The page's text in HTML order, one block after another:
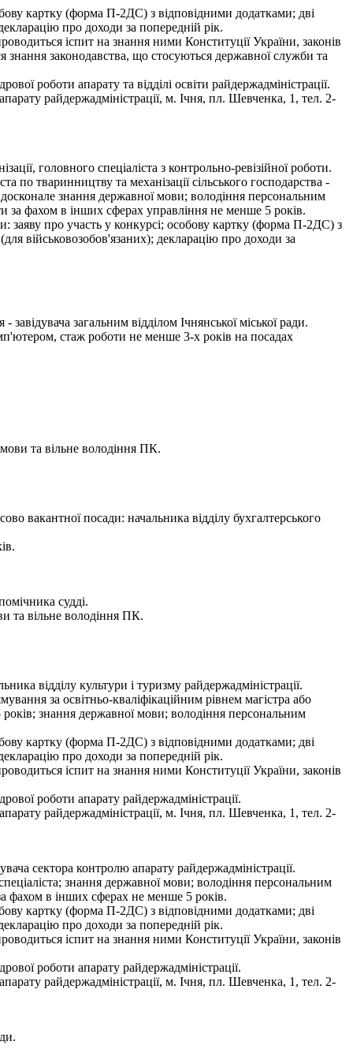
картку (форма П-2ДС) з відповідними додатками; дві
про доходи за попередній рік.
іспит на знання ними Конституції України, законів
знання законодавства, що стосуються державної служби та
роботи апарату та відділі освіти райдержадміністрації.
райдержадміністрації, м. Ічня, пл. Шевченка, 1, тел. 2-
головного спеціаліста з контрольно-ревізійної роботи.
по тваринництву та механізації сільського господарства -
досконале знання державної мови; володіння персональним
за фахом в інших сферах управління не менше 5 років.
заяву про участь у конкурсі; особову картку (форма П-2ДС) з
військовозобов'язаних); декларацію про доходи за
загальним відділом Ічнянської міської ради.
стаж роботи не менше 3-х років на посадах
та вільне володіння ПК.
вакантної посади: начальника відділу бухгалтерського
судді.
та вільне володіння ПК.
відділу культури і туризму райдержадміністрації.
за освітньо-кваліфікаційним рівнем магістра або
знання державної мови; володіння персональним
картку (форма П-2ДС) з відповідними додатками; дві
про доходи за попередній рік.
іспит на знання ними Конституції України, законів
роботи апарату райдержадміністрації.
райдержадміністрації, м. Ічня, пл. Шевченка, 1, тел. 2-
сектора контролю апарату райдержадміністрації.
знання державної мови; володіння персональним
фахом в інших сферах не менше 5 років.
картку (форма П-2ДС) з відповідними додатками; дві
про доходи за попередній рік.
іспит на знання ними Конституції України, законів
роботи апарату райдержадміністрації.
райдержадміністрації, м. Ічня, пл. Шевченка, 1, тел. 2-